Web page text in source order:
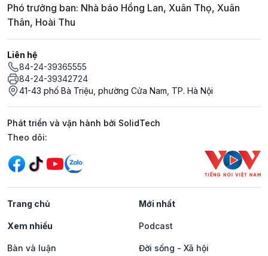
Phó trưởng ban: Nhà báo Hồng Lan, Xuân Thọ, Xuân
Thân, Hoài Thu
Liên hệ
84-24-39365555
84-24-39342724
41-43 phố Bà Triệu, phường Cửa Nam, TP. Hà Nội
Phát triển và vận hành bởi SolidTech
Mạng xã hội
Theo dõi:
Trang chủ Mới nhất
Xem nhiều Podcast
Bàn và luận Đời sống - Xã hội